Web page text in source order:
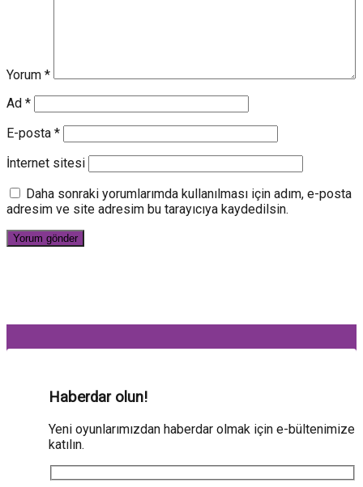
Yorum *
Ad *
E-posta *
İnternet sitesi
Daha sonraki yorumlarımda kullanılması için adım, e-posta
adresim ve site adresim bu tarayıcıya kaydedilsin.
Haberdar olun!
Yeni oyunlarımızdan haberdar olmak için e-bültenimize
katılın.